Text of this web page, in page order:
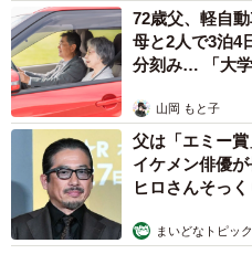
72歳父、軽自
母と2人で3泊
分刻み… 「大学
山岡 もと子
父は「エミー
イケメン俳優
ヒロさんそっ
まいどなトピック